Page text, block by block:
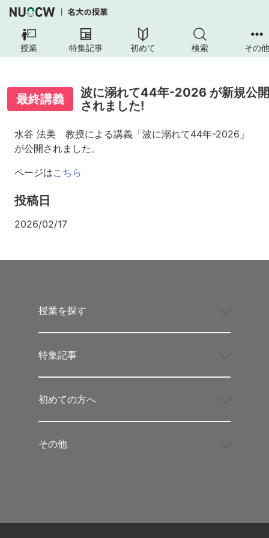
授業 特集記事 初めて 検索 その他
最終講義
波に溺れて44年-2026 が新規公開
されました!
水谷 法美 教授による講義「波に溺れて44年-2026」
が公開されました。
ページはこちら
投稿日
2026/02/17
授業を探す
特集記事
初めての方へ
その他